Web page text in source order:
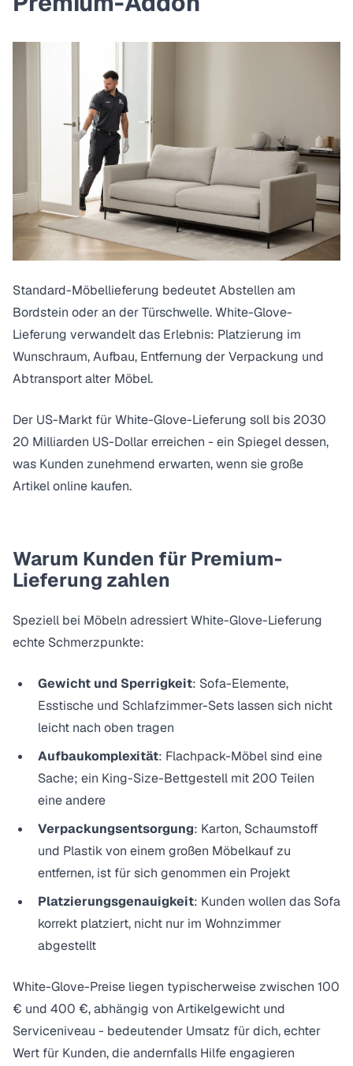
Standard-Möbellieferung bedeutet Abstellen am
Bordstein oder an der Türschwelle. White-Glove-
Lieferung verwandelt das Erlebnis: Platzierung im
Wunschraum, Aufbau, Entfernung der Verpackung und
Abtransport alter Möbel.
Der US-Markt für White-Glove-Lieferung soll bis 2030
20 Milliarden US-Dollar erreichen - ein Spiegel dessen,
was Kunden zunehmend erwarten, wenn sie große
Artikel online kaufen.
Warum Kunden für Premium-
Lieferung zahlen
Speziell bei Möbeln adressiert White-Glove-Lieferung
echte Schmerzpunkte:
Gewicht und Sperrigkeit: Sofa-Elemente,
Esstische und Schlafzimmer-Sets lassen sich nicht
leicht nach oben tragen
Aufbaukomplexität: Flachpack-Möbel sind eine
Sache; ein King-Size-Bettgestell mit 200 Teilen
eine andere
Verpackungsentsorgung: Karton, Schaumstoff
und Plastik von einem großen Möbelkauf zu
entfernen, ist für sich genommen ein Projekt
Platzierungsgenauigkeit: Kunden wollen das Sofa
korrekt platziert, nicht nur im Wohnzimmer
abgestellt
White-Glove-Preise liegen typischerweise zwischen 100
€ und 400 €, abhängig von Artikelgewicht und
Serviceniveau - bedeutender Umsatz für dich, echter
Wert für Kunden, die andernfalls Hilfe engagieren